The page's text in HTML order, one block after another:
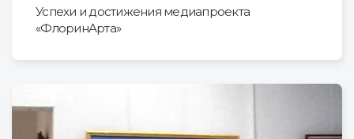
Успехи и достижения медиапроекта
«ФлоринАрта»